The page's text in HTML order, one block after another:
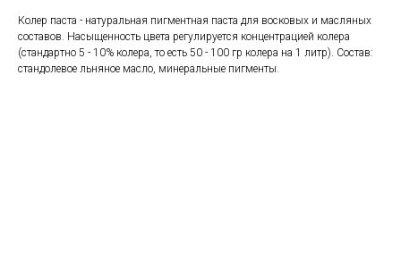
Колер паста - натуральная пигментная паста для восковых и масляных
составов. Насыщенность цвета регулируется концентрацией колера
(стандартно 5 - 10% колера, то есть 50 - 100 гр колера на 1 литр). Состав:
стандолевое льняное масло, минеральные пигменты.